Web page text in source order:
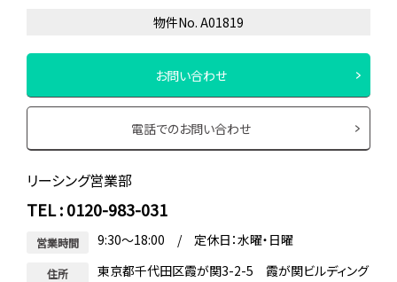
物件No. A01819
お問い合わせ
電話でのお問い合わせ
リーシング営業部
TEL : 0120-983-031
営業時間 9:30～18:00 / 定休日：水曜・日曜
住所
東京都千代田区霞が関3-2-5 霞が関ビルディング